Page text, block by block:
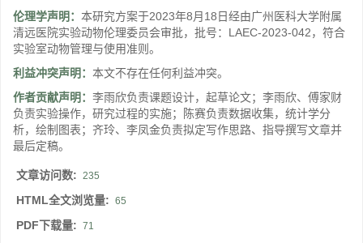
伦理学声明： 本研究方案于2023年8月18日经由广州医科大学附属
清远医院实验动物伦理委员会审批，批号：LAEC-2023-042，符合
实验室动物管理与使用准则。
利益冲突声明： 本文不存在任何利益冲突。
作者贡献声明： 李雨欣负责课题设计，起草论文；李雨欣、傅家财
负责实验操作，研究过程的实施；陈赛负责数据收集，统计学分
析，绘制图表；齐玲、李凤金负责拟定写作思路、指导撰写文章并
最后定稿。
文章访问数: 235
HTML全文浏览量: 65
PDF下载量: 71